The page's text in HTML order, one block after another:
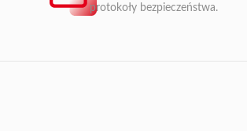
protokoły bezpieczeństwa.